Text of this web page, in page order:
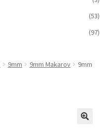
(53)
(97)
9mm 9mm Makarov
9mm